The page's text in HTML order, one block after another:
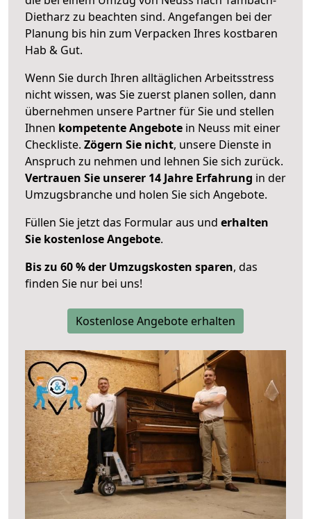
Dietharz zu beachten sind. Angefangen bei der
Planung bis hin zum Verpacken Ihres kostbaren
Hab & Gut.
Wenn Sie durch Ihren alltäglichen Arbeitsstress
nicht wissen, was Sie zuerst planen sollen, dann
übernehmen unsere Partner für Sie und stellen
Ihnen kompetente Angebote in Neuss mit einer
Checkliste. Zögern Sie nicht, unsere Dienste in
Anspruch zu nehmen und lehnen Sie sich zurück.
Vertrauen Sie unserer 14 Jahre Erfahrung in der
Umzugsbranche und holen Sie sich Angebote.
Füllen Sie jetzt das Formular aus und erhalten
Sie kostenlose Angebote.
Bis zu 60 % der Umzugskosten sparen, das
finden Sie nur bei uns!
Kostenlose Angebote erhalten